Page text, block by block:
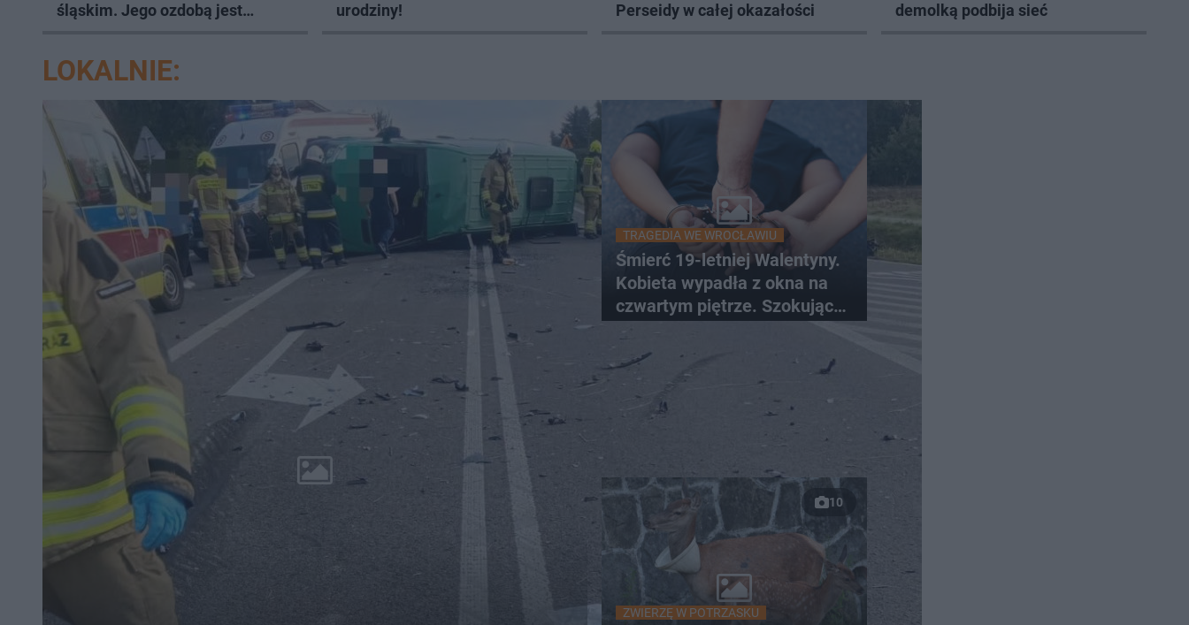
śląskim. Jego ozdobą jest
urodziny!
Perseidy w całej okazałości
demolką podbija sieć
LOKALNIE:
TRAGEDIA WE WROCŁAWIU
Śmierć 19-letniej Walentyny.
Kobieta wypadła z okna na
czwartym piętrze. Szokujące
10
ZWIERZĘ W POTRZASKU